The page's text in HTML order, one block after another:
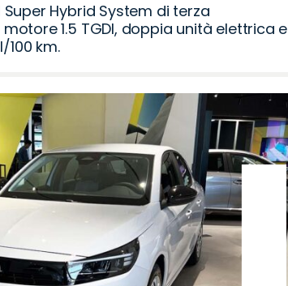
Hybrid System di terza
1.5 TGDI, doppia unità elettrica e
km.